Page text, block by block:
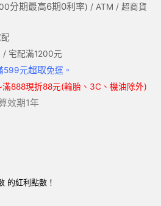
分期最高6期0利率) / ATM / 超商貨
宅配滿1200元
599元超取免運。
888現折88元(輪胎、3C、機油除外)
效期1年
的紅利點數！